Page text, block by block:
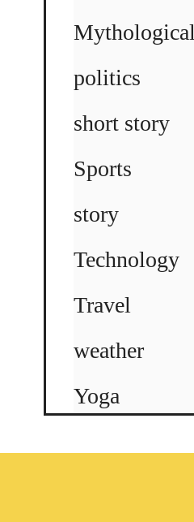
Mythological
politics
short story
Sports
story
Technology
Travel
weather
Yoga